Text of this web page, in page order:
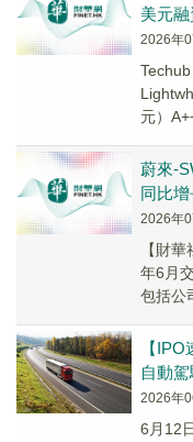
美元融
2026年
元）
蔚來-
同比
2026年
【財
年6月
包括公
【
自動駕
2026年
6月12